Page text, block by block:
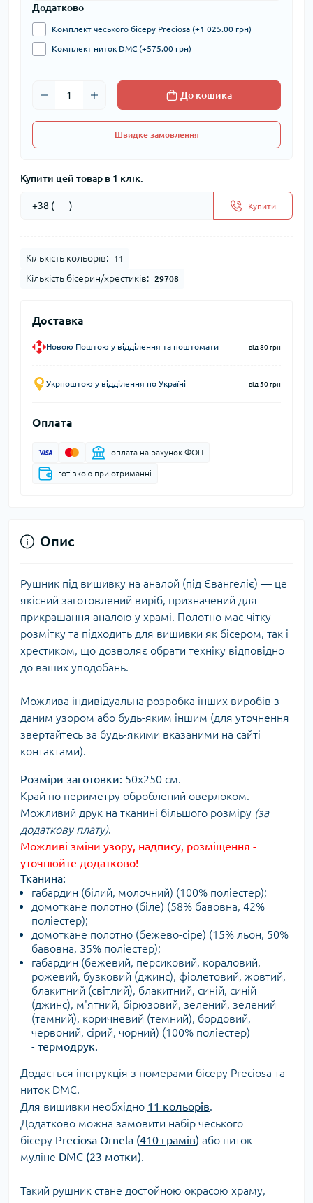
Додатково
Комплект чеського бісеру Preciosa (+1 025.00 грн)
Комплект ниток DMC (+575.00 грн)
До кошика
Швидке замовлення
Купити цей товар в 1 клік:
Купити
Кількість кольорів: 11
Кількість бісерин/хрестиків: 29708
Доставка
Новою Поштою у відділення та поштомати від 80 грн
Укрпоштою у відділення по Україні від 50 грн
Оплата
оплата на рахунок ФОП
готівкою при отриманні
Опис
Рушник під вишивку на аналой (під Євангеліє) — це
якісний заготовлений виріб, призначений для
прикрашання аналою у храмі. Полотно має чітку
розмітку та підходить для вишивки як бісером, так і
хрестиком, що дозволяє обрати техніку відповідно
до ваших уподобань.
Можлива індивідуальна розробка інших виробів з
даним узором або будь-яким іншим (для уточнення
звертайтесь за будь-якими вказаними на сайті
контактами).
Розміри заготовки: 50х250 см.
Край по периметру оброблений оверлоком.
Можливий друк на тканині більшого розміру (за
додаткову плату).
Можливі зміни узору, надпису, розміщення -
уточнюйте додатково!
Тканина:
габардин (білий, молочний) (100% поліестер);
домоткане полотно (біле) (58% бавовна, 42%
поліестер);
домоткане полотно (бежево-сіре) (15% льон, 50%
бавовна, 35% поліестер);
габардин (бежевий, персиковий, кораловий,
рожевий, бузковий (джинс), фіолетовий, жовтий,
блакитний (світлий), блакитний, синій, синій
(джинс), м'ятний, бірюзовий, зелений, зелений
(темний), коричневий (темний), бордовий,
червоний, сірий, чорний) (100% поліестер)
- термодрук.
Додається інструкція з номерами бісеру Preciosa та
ниток DMC.
Для вишивки необхідно 11 кольорів.
Додатково можна замовити набір чеського
бісеру Preciosa Ornela (410 грамів) або ниток
муліне DMC (23 мотки).
Такий рушник стане достойною окрасою храму,